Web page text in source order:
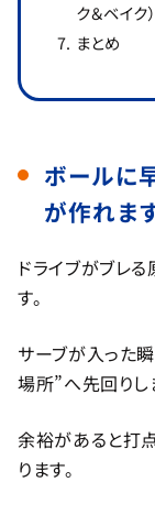
ク＆ベイク）
まとめ
ボールに
が作れま
ドライブがブレ
す。
サーブが入った
場所”へ先回りし
余裕があると打
ります。